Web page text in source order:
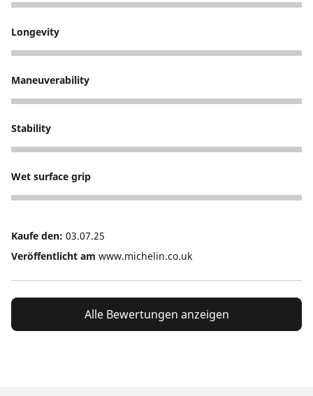
5
Longevity
4
Maneuverability
4
Stability
5
Wet surface grip
1
Kaufe den: 03.07.25
Veröffentlicht am www.michelin.co.uk
Alle Bewertungen anzeigen